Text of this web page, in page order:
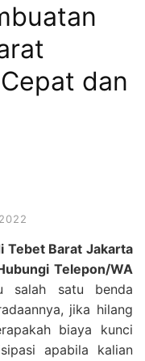
dan
Tebet Barat Jakarta
Telepon/WA
salah satu benda
jika hilang
biaya kunci
apabila kalian